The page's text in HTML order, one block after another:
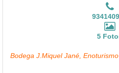
5
Bodega J.Miquel Jané,